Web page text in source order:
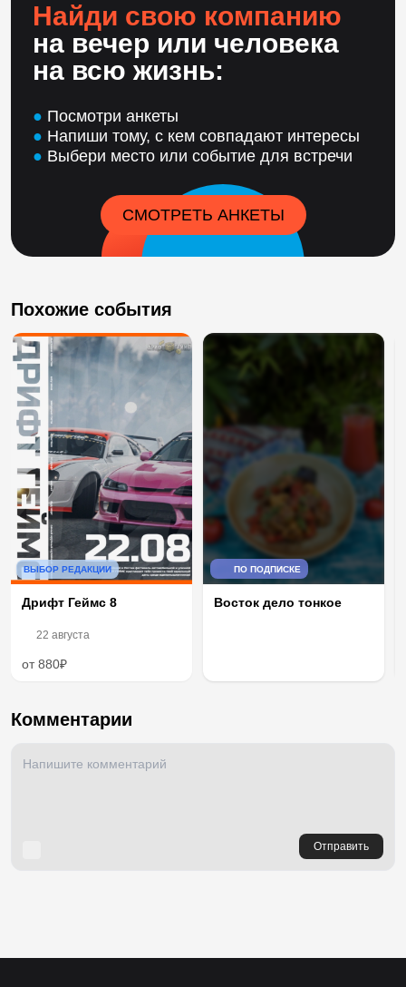
Найди свою компанию
на вечер или человека
на всю жизнь:
● Посмотри анкеты
● Напиши тому, с кем совпадают интересы
● Выбери место или событие для встречи
СМОТРЕТЬ АНКЕТЫ
Похожие события
ВЫБОР РЕДАКЦИИ
Дрифт Геймс 8
22 августа
от 880₽
ПО ПОДПИСКЕ
Восток дело тонкое
Комментарии
Отправить